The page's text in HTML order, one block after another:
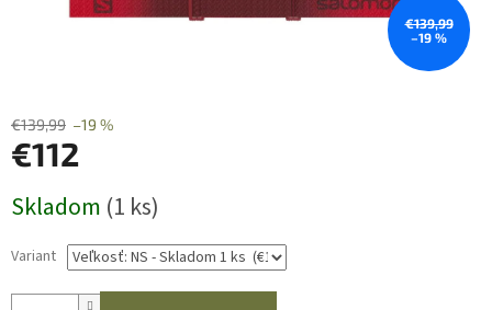
€139,99
–19 %
€139,99 –19 %
€112
cena:
Skladom (1 ks)
Variant